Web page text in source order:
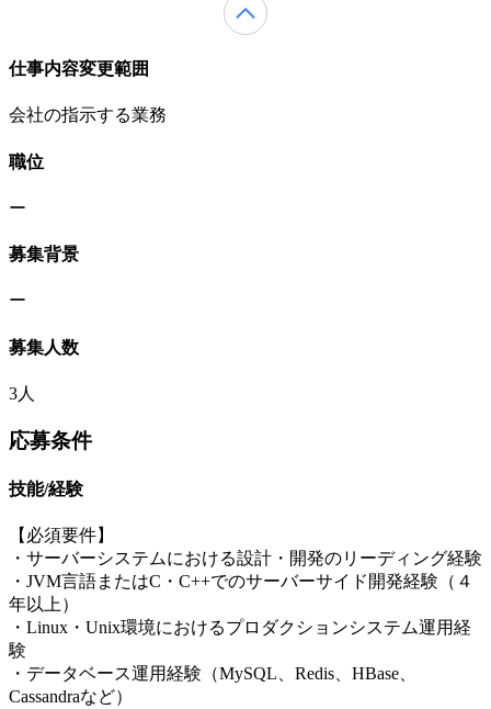
仕事内容変更範囲
会社の指示する業務
職位
ー
募集背景
ー
募集人数
3人
応募条件
技能/経験
【必須要件】
・サーバーシステムにおける設計・開発のリーディング経験
・JVM言語またはC・C++でのサーバーサイド開発経験（４
年以上）
・Linux・Unix環境におけるプロダクションシステム運用経
験
・データベース運用経験（MySQL、Redis、HBase、
Cassandraなど）